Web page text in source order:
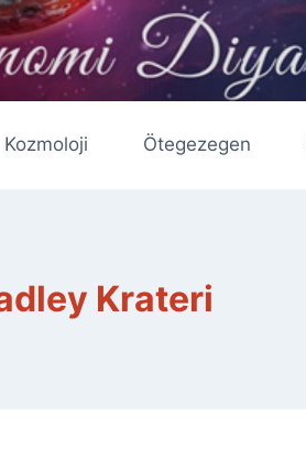
Kozmoloji Ötegezegen
Krateri